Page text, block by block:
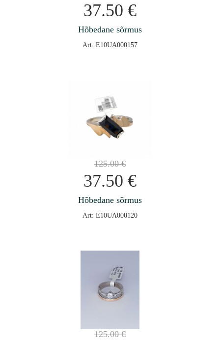
37.50 €
Hõbedane sõrmus
Art: E10UA000157
125.00€
37.50 €
Hõbedane sõrmus
Art: E10UA000120
125.00€